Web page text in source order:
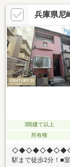
兵庫県尼
3階建て以上
所有権
駅まで徒歩2分！■